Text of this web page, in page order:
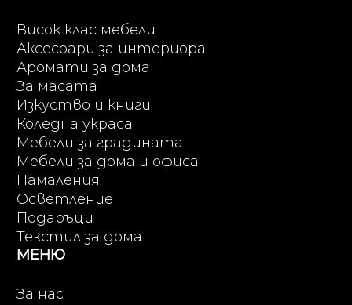
Висок клас мебели
Аксесоари за интериора
Аромати за дома
За масата
Изкуство и книги
Коледна украса
Мебели за градината
Мебели за дома и офиса
Намаления
Осветление
Подаръци
Текстил за дома
МЕНЮ
За нас